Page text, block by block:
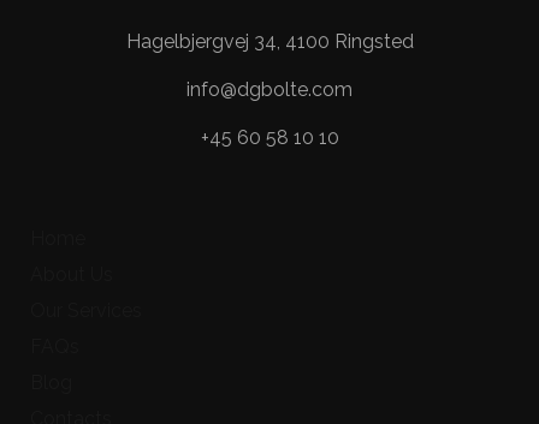
Hagelbjergvej 34, 4100 Ringsted
info@dgbolte.com
+45 60 58 10 10